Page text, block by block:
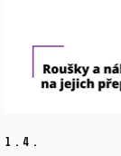
1. 4.